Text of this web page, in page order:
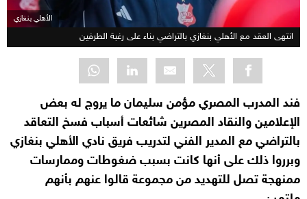
الأهلي بنغازي
انتهى العقد مع الأهلي بنغازي بالتراضي بناء على رغبة الطرفين
فند المدرب المصري مؤمن سليمان ما يروج له بعض
الإعلامين والنقاد المصرين شائعات أسباب فسخ التعاقد
بالتراضي مع المدير الفني لتدريب فريق نادي الأهلي بنغازي
وبرروا ذلك على أنها كانت بسبب ضغوطات وممارسات
ممنهجة تصل للتهديد من مجموعة قالوا عنهم بأنهم